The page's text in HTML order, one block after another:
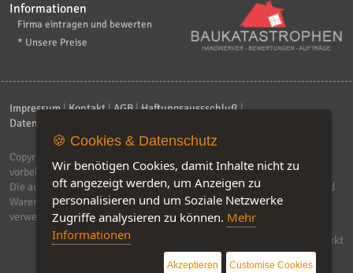
Informationen
Firma eintragen und bewerten
* Unsere Preise
Impressum|Kontakt|AGB|Haftungsaussschluß|
Datenschutzerklärung
Copyright © 2026
vorbehalten.
Die auf dieser Seite verwendeten Produktbezeichnungen, Namen und
Warenzeichen sind Eigentum der jeweiligen Firmen. Unser Portal
verwendet Affiliat-Links, für dir wir Geld erhalten.
Software by IQ-Markt
🍪 Cookies & Datenschutz
Wir benötigen Cookies, damit Inhalte nicht zu
oft angezeigt werden, um Anzeigen zu
personalisieren und um Soziale Netzwerke
Zugriffe analysieren zu können. Mehr
Informationen
Akzeptieren Customise Cookies